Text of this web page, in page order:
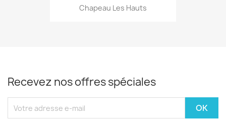
Chapeau Les Hauts
Recevez nos offres spéciales